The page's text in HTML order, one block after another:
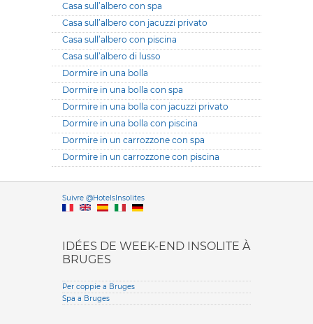
Casa sull’albero con spa
Casa sull’albero con jacuzzi privato
Casa sull’albero con piscina
Casa sull’albero di lusso
Dormire in una bolla
Dormire in una bolla con spa
Dormire in una bolla con jacuzzi privato
Dormire in una bolla con piscina
Dormire in un carrozzone con spa
Dormire in un carrozzone con piscina
Suivre @HotelsInsolitesVersione
IDÉES DE WEEK-END INSOLITE À
BRUGES
Per coppie a Bruges
Spa a Bruges